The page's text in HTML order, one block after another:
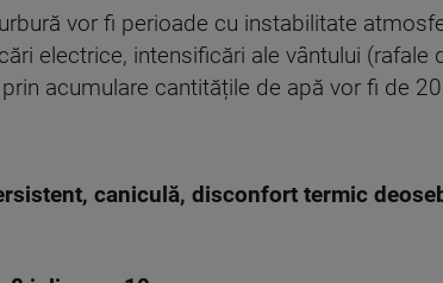
vor fi perioade cu instabilitate
electrice, intensificări ale vântului
acumulare cantitățile de apă vor fi de
caniculă, disconfort termic